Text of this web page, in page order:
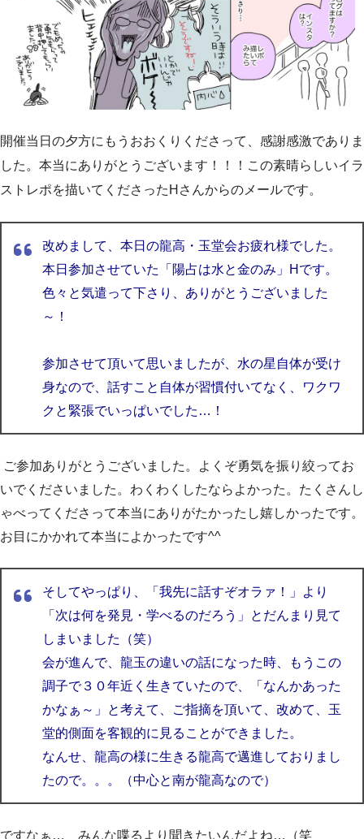
開催当日の夕方にもうおおくりくださって、感謝感激でありま
した。本当にありがとうございます！！！この素晴らしいイラ
ストレポを描いてくださったHさんからのメールです。
改めまして、本日の龍高・玉堂会お疲れ様でした。
本日参加させていた「陽占は水と金のみ」Hです。
色々と気遣って下さり、ありがとうございました
～！
参加させて頂いて思いましたが、 水の星自体が受け
身なので、 話すこと自体が習慣付いてなく、ワクワ
クと緊張でいっぱいでした…！
ご参加ありがとうございました。よくぞ勇気を振り絞ってお
いでくださいました。わくわくしたならよかった。たくさんし
ゃべってくださって本当にありがたかったし嬉しかったです。
お目にかかれて本当によかったです^^
そしてやっぱり、「我先に話すぞオラァ！」より
「次は何を発見・学べるのだろう」とだんまり見て
しまいました（笑）
会が進んで、龍玉の違いの話になった時、
もうこの
調子で３０年近く生きていたので、「なんかあった
かなぁ～」と考えて、
ご指摘を頂いて、改めて、玉
堂的側面を客観的に見ることができました。
なんせ、龍高の様に生きる龍高で邁進しておりまし
たので。。。（中心と南が龍高なので）
ですなぁ… みんな喋るより聞きたいんだよね…（笑